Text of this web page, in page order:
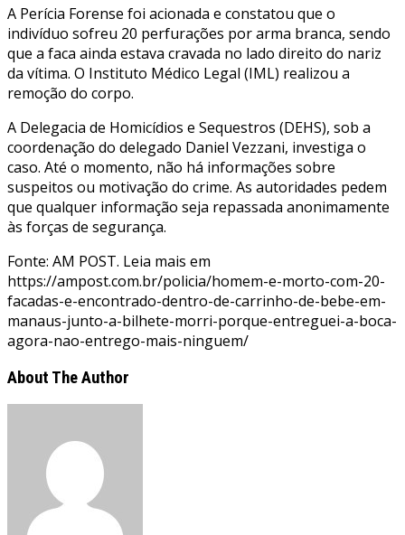
A Perícia Forense foi acionada e constatou que o
indivíduo sofreu 20 perfurações por arma branca, sendo
que a faca ainda estava cravada no lado direito do nariz
da vítima. O Instituto Médico Legal (IML) realizou a
remoção do corpo.
A Delegacia de Homicídios e Sequestros (DEHS), sob a
coordenação do delegado Daniel Vezzani, investiga o
caso. Até o momento, não há informações sobre
suspeitos ou motivação do crime. As autoridades pedem
que qualquer informação seja repassada anonimamente
às forças de segurança.
Fonte: AM POST. Leia mais em
https://ampost.com.br/policia/homem-e-morto-com-20-
facadas-e-encontrado-dentro-de-carrinho-de-bebe-em-
manaus-junto-a-bilhete-morri-porque-entreguei-a-boca-
agora-nao-entrego-mais-ninguem/
About The Author